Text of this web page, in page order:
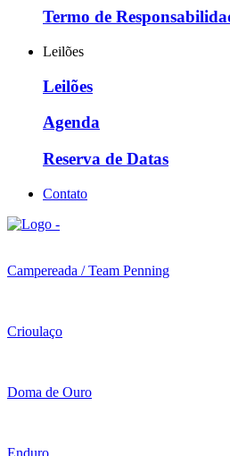
Termo de
Leilões
Leilões
Agenda
Reserva de Datas
Contato
Campereada / Team Penning
Crioulaço
Doma de Ouro
Enduro